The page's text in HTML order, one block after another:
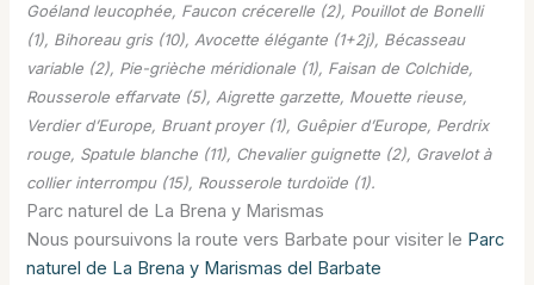
Goéland leucophée, Faucon crécerelle (2), Pouillot de Bonelli
(1), Bihoreau gris (10), Avocette élégante (1+2j), Bécasseau
variable (2), Pie-grièche méridionale (1), Faisan de Colchide,
Rousserole effarvate (5), Aigrette garzette, Mouette rieuse,
Verdier d’Europe, Bruant proyer (1), Guêpier d’Europe, Perdrix
rouge, Spatule blanche (11), Chevalier guignette (2), Gravelot à
collier interrompu (15), Rousserole turdoïde (1).
Parc naturel de La Brena y Marismas
Nous poursuivons la route vers Barbate pour visiter le Parc
naturel de La Brena y Marismas del Barbate